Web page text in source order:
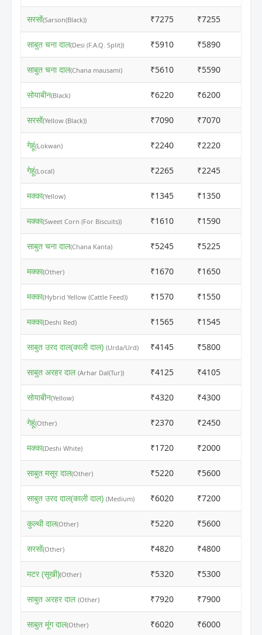
सरसों(Sarson(Black)) ₹7275 ₹7255
साबुत चना दाल(Desi (F.A.Q. Split)) ₹5910 ₹5890
साबुत चना दाल(Chana mausami) ₹5610 ₹5590
सोयाबीन(Black) ₹6220 ₹6200
सरसों(Yellow (Black)) ₹7090 ₹7070
गेहूं(Lokwan) ₹2240 ₹2220
गेहूं(Local) ₹2265 ₹2245
मक्का(Yellow) ₹1345 ₹1350
मक्का(Sweet Corn (For Biscuits)) ₹1610 ₹1590
साबुत चना दाल(Chana Kanta) ₹5245 ₹5225
मक्का(Other) ₹1670 ₹1650
मक्का(Hybrid Yellow (Cattle Feed)) ₹1570 ₹1550
मक्का(Deshi Red) ₹1565 ₹1545
साबुत उरद दाल(काली दाल) (Urda/Urd) ₹4145 ₹5800
साबुत अरहर दाल (Arhar Dal(Tur)) ₹4125 ₹4105
सोयाबीन(Yellow) ₹4320 ₹4300
गेहूं(Other) ₹2370 ₹2450
मक्का(Deshi White) ₹1720 ₹2000
साबुत मसूर दाल(Other) ₹5220 ₹5600
साबुत उरद दाल(काली दाल) (Medium) ₹6020 ₹7200
कुल्थी दाल(Other) ₹5220 ₹5600
सरसों(Other) ₹4820 ₹4800
मटर (सूखी)(Other) ₹5320 ₹5300
साबुत अरहर दाल (Other) ₹7920 ₹7900
साबुत मूंग दाल(Other) ₹6020 ₹6000